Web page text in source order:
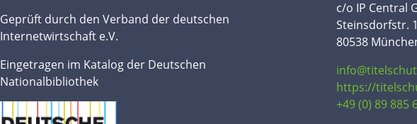
Geprüft durch den Verband der deutschen
Internetwirtschaft e.V.
Eingetragen im Katalog der Deutschen
Nationalbibliothek
c/o IP Central
Steinsdorfstr.
80538
https://
+49 (0) 89 885